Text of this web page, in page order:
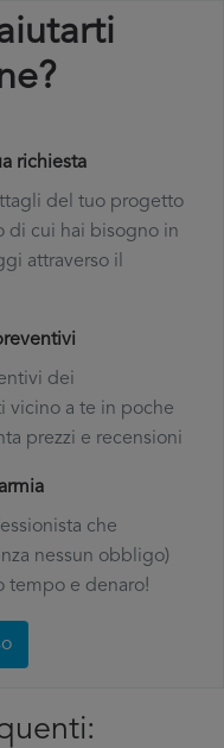
richiesta
del tuo progetto
di cui hai bisogno in
attraverso il
dei
vicino a te in poche
prezzi e recensioni
che
nessun obbligo)
tempo e denaro!